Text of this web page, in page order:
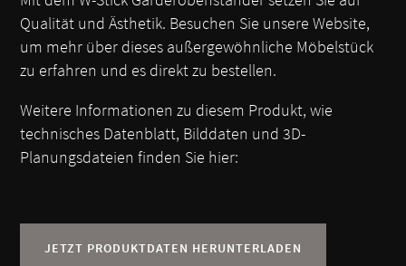
Qualität und Ästhetik. Besuchen Sie unsere Website,
um mehr über dieses außergewöhnliche Möbelstück
zu erfahren und es direkt zu bestellen.
Weitere Informationen zu diesem Produkt, wie
technisches Datenblatt, Bilddaten und 3D-
Planungsdateien finden Sie hier:
JETZT PRODUKTDATEN HERUNTERLADEN